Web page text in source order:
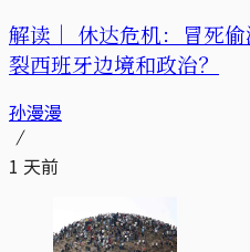
解读｜ 休达危机：冒死
裂西班牙边境和政治？
孙漫漫
1 天前